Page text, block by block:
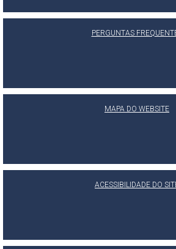
PERGUNTAS
MAPA DO WEBSITE
ACESSIBILIDADE DO